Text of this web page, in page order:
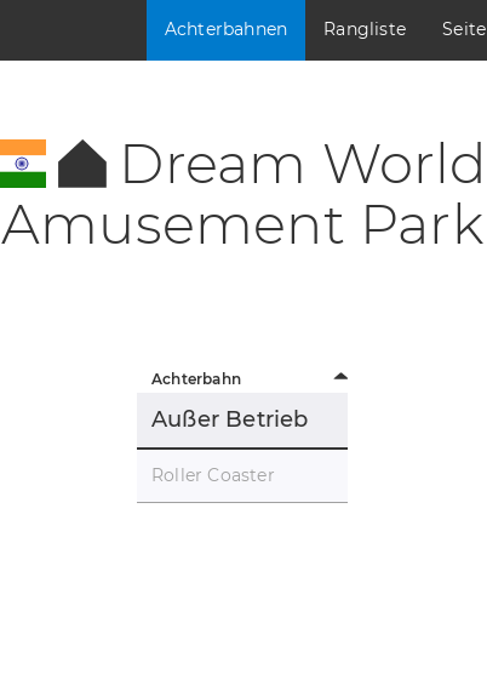
Achterbahnen Rangliste Seite
Dream World
Amusement Park
Achterbahn
Außer Betrieb
Roller Coaster